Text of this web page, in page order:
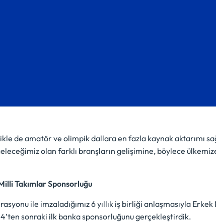
de amatör ve olimpik dallara en fazla kaynak aktarımı
olan farklı branşların gelişimine, böylece
Takımlar Sponsorluğu
ile imzaladığımız 6 yıllık iş birliği anlaşmasıyla
sonraki ilk banka sponsorluğunu gerçekleştirdik.